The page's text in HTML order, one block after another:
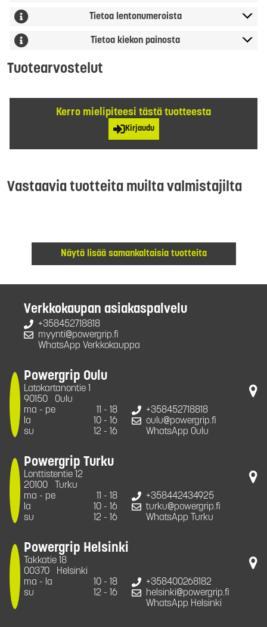
Tietoa lentonumeroista
Tietoa kiekon painosta
Tuotearvostelut
Kerro mielipiteesi tästä tuotteesta
Kirjaudu
Vastaavia tuotteita muilta valmistajilta
Näytä lisää samankaltaisia tuotteita
Verkkokaupan asiakaspalvelu
+358452718818
myynti@powergrip.fi
WhatsApp Verkkokauppa
Powergrip Oulu
Latokartanontie 1
90150
Oulu
ma - pe
11 - 18
la
10 - 16
su
12 - 16
+358452718818
oulu@powergrip.fi
WhatsApp Oulu
Powergrip Turku
Lonttistentie 12
20100
Turku
ma - pe
11 - 18
la
10 - 16
su
12 - 16
+358442434925
turku@powergrip.fi
WhatsApp Turku
Powergrip Helsinki
Takkatie 18
00370
Helsinki
ma - la
10 - 18
su
12 - 16
+358400268182
helsinki@powergrip.fi
WhatsApp Helsinki